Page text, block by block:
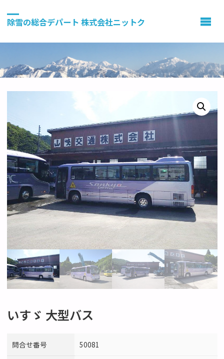
除雪の総合デパート 株式会社ニットク
いすゞ 大型バス
問合せ番号 50081